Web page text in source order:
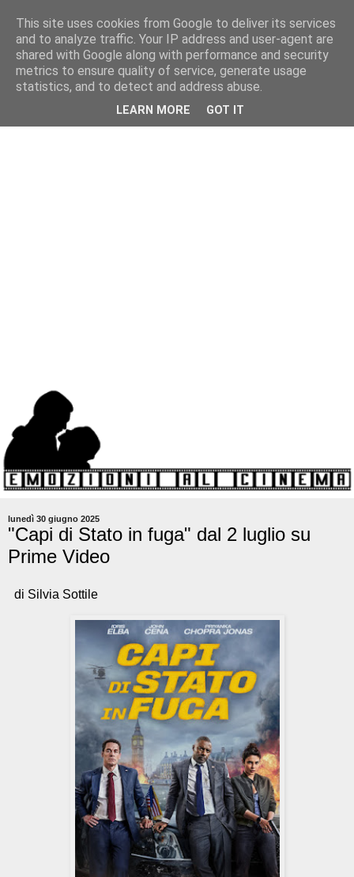
lunedì 30 giugno 2025
"Capi di Stato in fuga" dal 2 luglio su
Prime Video
di Silvia Sottile
This site uses cookies from Google to deliver its services
and to analyze traffic. Your IP address and user-agent are
shared with Google along with performance and security
metrics to ensure quality of service, generate usage
statistics, and to detect and address abuse.
LEARN MORE GOT IT